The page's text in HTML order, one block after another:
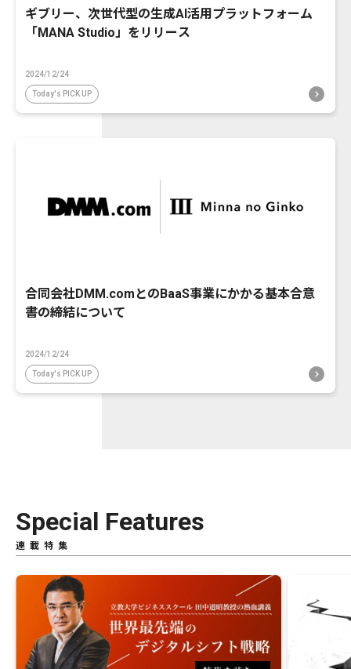
ギブリー、次世代型の生成AI活用プラットフォーム
「MANA Studio」をリリース
2024/12/24
Today's PICK UP
合同会社DMM.comとのBaaS事業にかかる基本合意
書の締結について
2024/12/24
Today's PICK UP
Special Features
連載特集